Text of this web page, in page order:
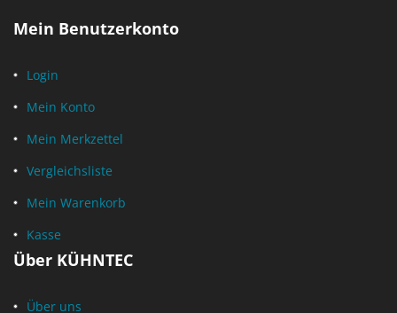
Mein Benutzerkonto
Login
Mein Konto
Mein Merkzettel
Vergleichsliste
Mein Warenkorb
Kasse
Über KÜHNTEC
Über uns